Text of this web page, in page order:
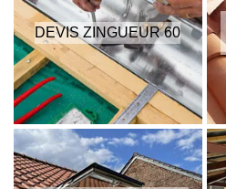
DEVIS ZINGUEUR 60